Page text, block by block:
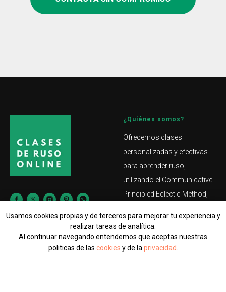
C/ de París, 62, P-1, Eixample,
08029 Barcelona
¿Quiénes somos?
Ofrecemos clases
personalizadas y efectivas
para aprender ruso,
utilizando el Communicative
Principled Eclectic Method,
comunicación en ruso
desde el primer día. Nuestras
clases son interactivas y
Usamos cookies propias y de terceros para mejorar tu experiencia y
realizar tareas de analítica.
Al continuar navegando entendemos que aceptas nuestras
politicas de las cookies y de la privacidad